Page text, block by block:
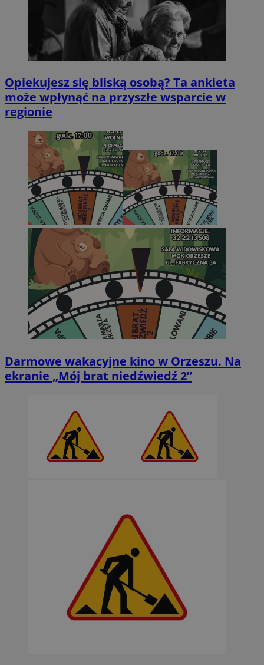
Opiekujesz się bliską osobą? Ta ankieta
może wpłynąć na przyszłe wsparcie w
regionie
Darmowe wakacyjne kino w Orzeszu. Na
ekranie „Mój brat niedźwiedź 2”